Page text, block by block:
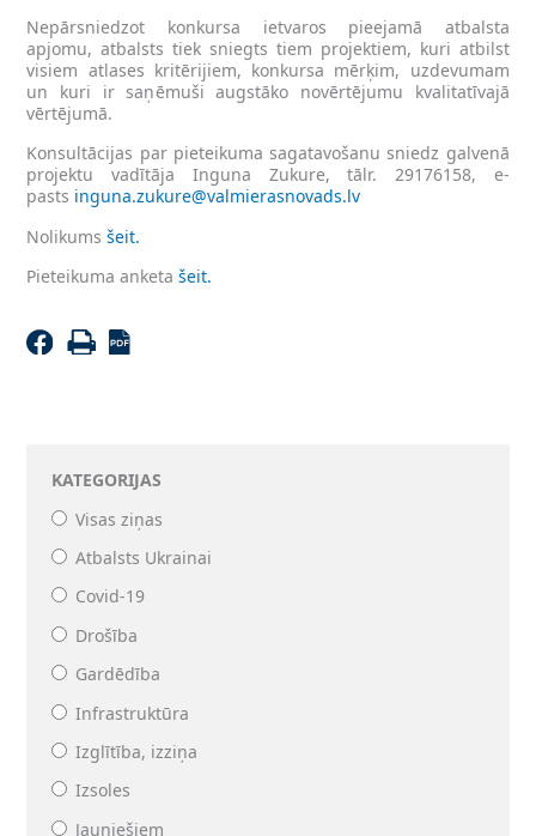
KATEGORIJAS
Visas ziņas
Atbalsts Ukrainai
Covid-19
Drošība
Gardēdība
Infrastruktūra
Izglītība, izziņa
Izsoles
Jauniešiem
Nepārsniedzot konkursa ietvaros pieejamā atbalsta
apjomu, atbalsts tiek sniegts tiem projektiem, kuri atbilst
visiem atlases kritērijiem, konkursa mērķim, uzdevumam
un kuri ir saņēmuši augstāko novērtējumu kvalitatīvajā
vērtējumā.
Konsultācijas par pieteikuma sagatavošanu sniedz galvenā
projektu vadītāja Inguna Zukure, tālr. 29176158, e-
pasts inguna.zukure@valmierasnovads.lv
Nolikumsšeit.
Pieteikuma anketašeit.